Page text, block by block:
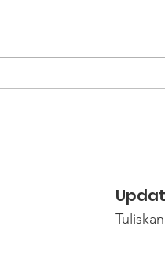
Dapatkan Informasi